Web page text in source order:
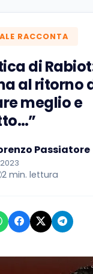
RACCONTA
di
al ritorno
meglio e
Passiatore
2 min. lettura